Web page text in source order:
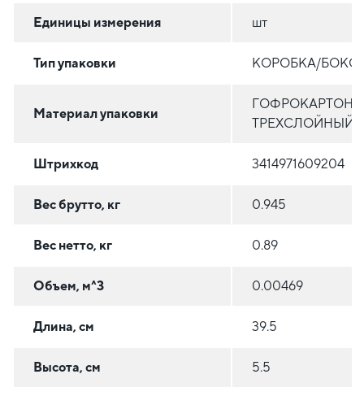
Единицы измерения шт
Тип упаковки КОРОБКА/БОКС
Материал упаковки
ГОФРОКАРТОН
ТРЕХСЛОЙНЫЙ
Штрихкод 3414971609204
Вес брутто, кг 0.945
Вес нетто, кг 0.89
Объем, м^3 0.00469
Длина, см 39.5
Высота, см 5.5